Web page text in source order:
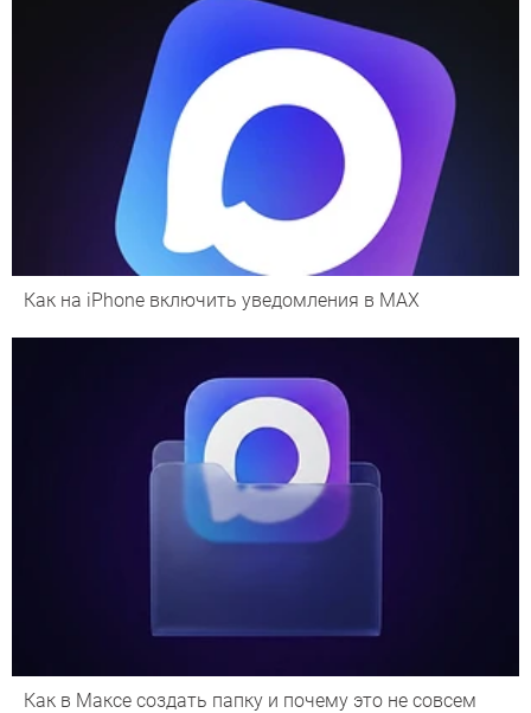
Как на iPhone включить уведомления в MAX
Как в Максе создать папку и почему это не совсем